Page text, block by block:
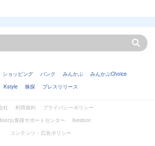
ショッピング バンク みんかぶ
みんかぶChoice
Kstyle
株探 プレスリリース
社 利用規約
プライバシーポリシー
お客様サポートセンター
livedoor
コンテンツ・広告ポリシー